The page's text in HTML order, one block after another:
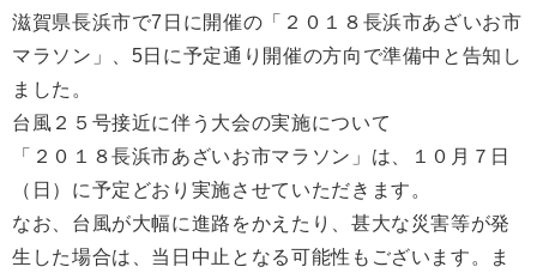
滋賀県長浜市で7日に開催の「２０１８長浜市あざいお市
マラソン」、5日に予定通り開催の方向で準備中と告知し
ました。
台風２５号接近に伴う大会の実施について
「２０１８長浜市あざいお市マラソン」は、１０月７日
（日）に予定どおり実施させていただきます。
なお、台風が大幅に進路をかえたり、甚大な災害等が発
生した場合は、当日中止となる可能性もございます。ま